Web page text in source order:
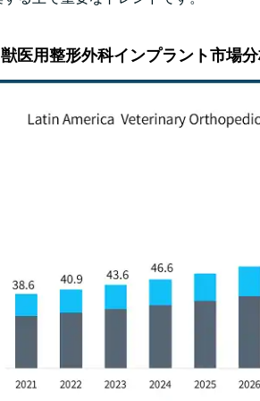
医用整形外科インプラント市場